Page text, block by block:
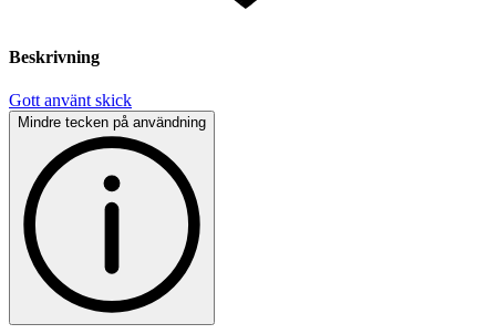
Beskrivning
Gott använt skick
Mindre tecken på användning